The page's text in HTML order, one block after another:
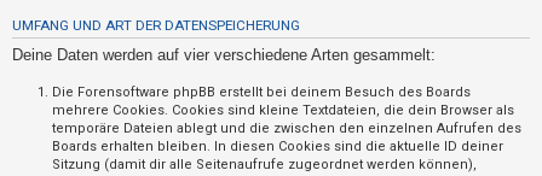
UMFANG UND ART DER DATENSPEICHERUNG
Deine Daten werden auf vier verschiedene Arten gesammelt:
Die Forensoftware phpBB erstellt bei deinem Besuch des Boards
mehrere Cookies. Cookies sind kleine Textdateien, die dein Browser als
temporäre Dateien ablegt und die zwischen den einzelnen Aufrufen des
Boards erhalten bleiben. In diesen Cookies sind die aktuelle ID deiner
Sitzung (damit dir alle Seitenaufrufe zugeordnet werden können),